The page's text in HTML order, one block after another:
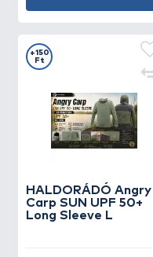
HALDORÁDÓ Angry
Carp SUN UPF 50+
Long Sleeve L
+150
Ft